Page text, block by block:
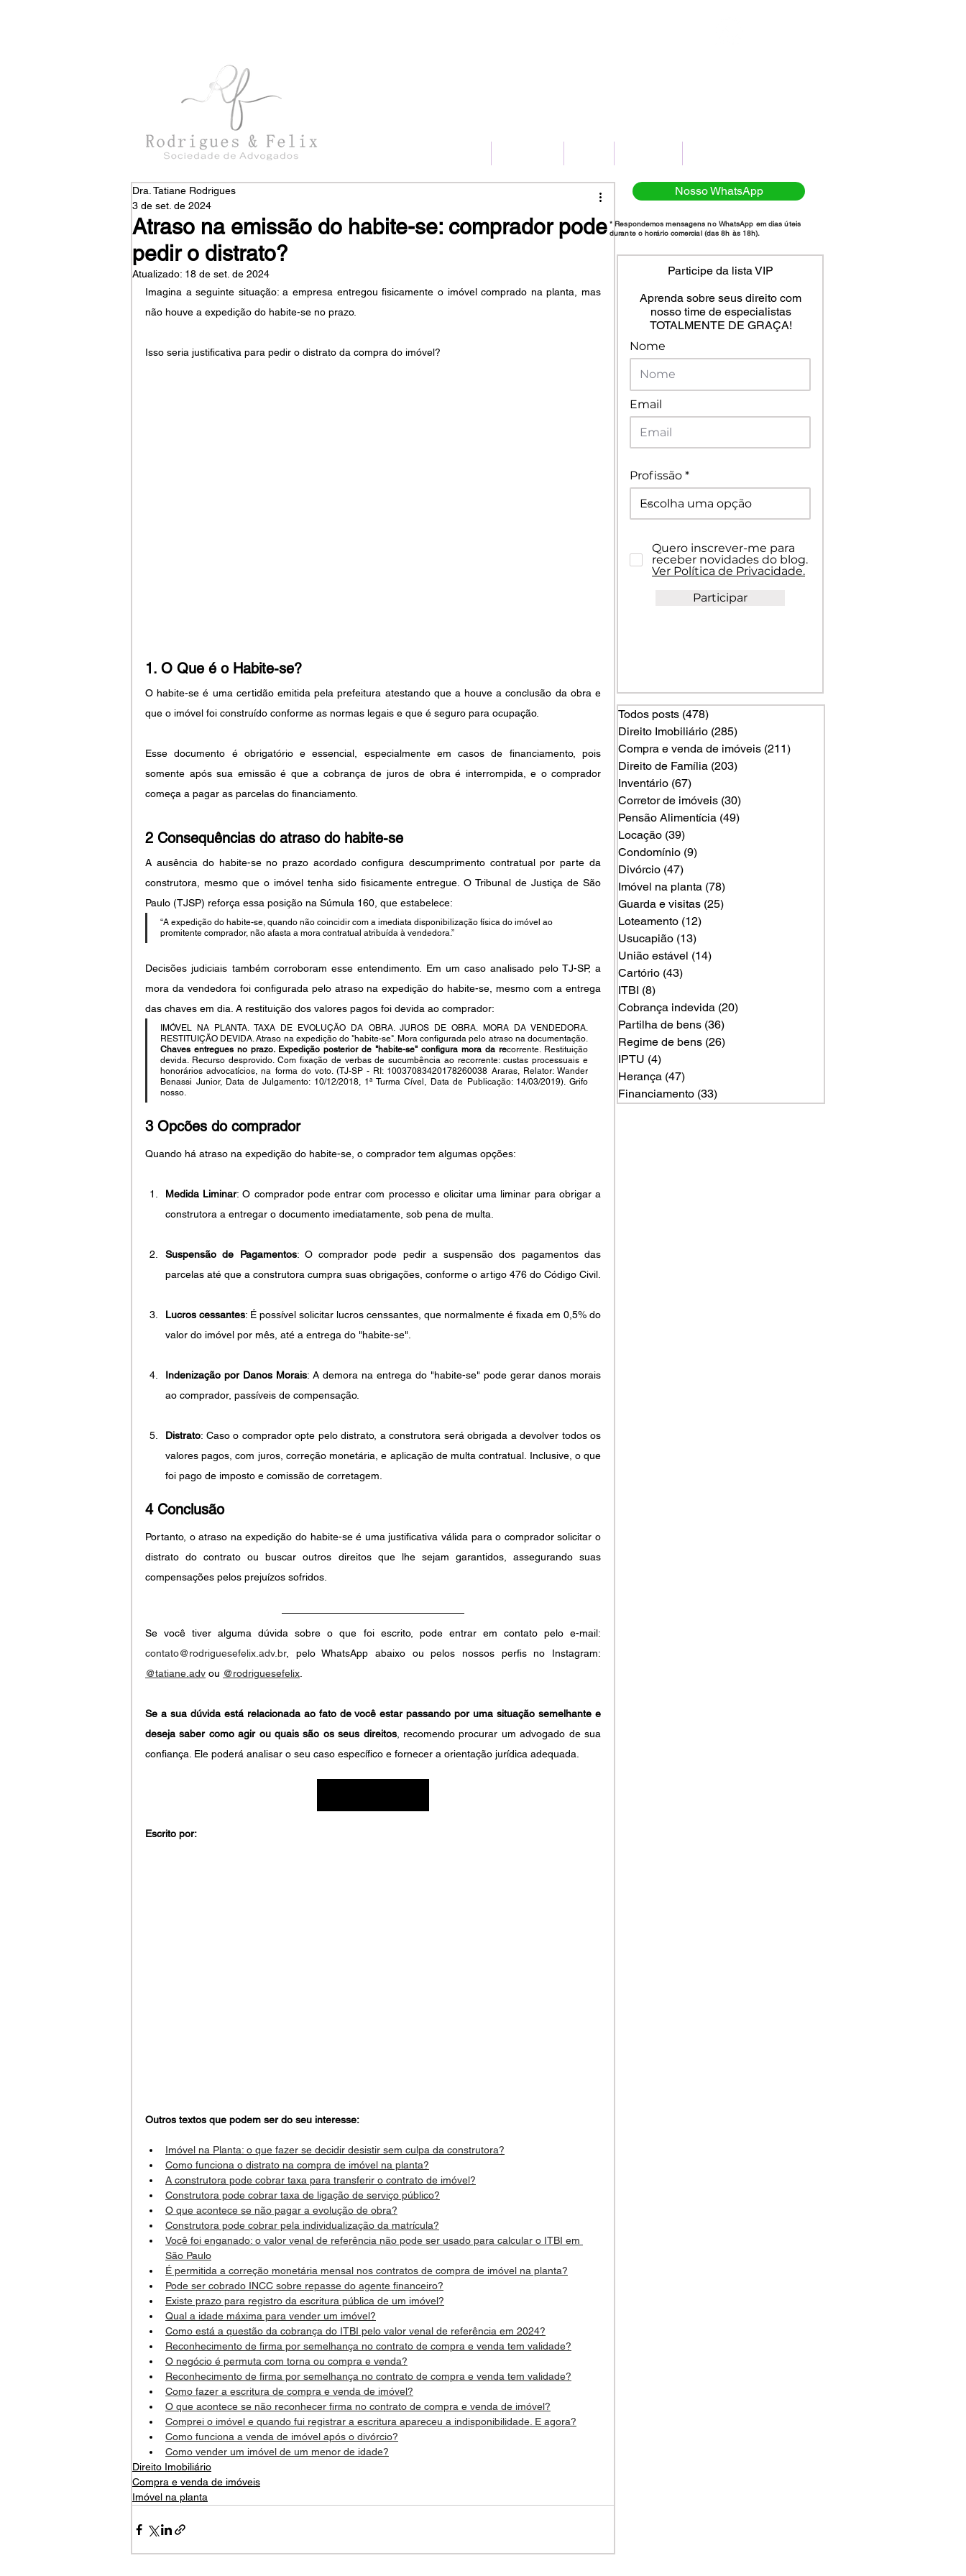
Atraso na emissão do habite-se: comprador pode
pedir o distrato?
Dra. Tatiane Rodrigues
3 de set. de 2024
Atualizado: 18 de set. de 2024
Imagina a seguinte situação: a empresa entregou fisicamente o imóvel comprado na planta, mas
não houve a expedição do habite-se no prazo.
Isso seria justificativa para pedir o distrato da compra do imóvel?
1. O Que é o Habite-se?
O habite-se é uma certidão emitida pela prefeitura atestando que a houve a conclusão da obra e
que o imóvel foi construído conforme as normas legais e que é seguro para ocupação.
Esse documento é obrigatório e essencial, especialmente em casos de financiamento, pois
somente após sua emissão é que a cobrança de juros de obra é interrompida, e o comprador
começa a pagar as parcelas do financiamento.
2 Consequências do atraso do habite-se
A ausência do habite-se no prazo acordado configura descumprimento contratual por parte da
construtora, mesmo que o imóvel tenha sido fisicamente entregue. O Tribunal de Justiça de São
Paulo (TJSP) reforça essa posição na Súmula 160, que estabelece:
“A expedição do habite-se, quando não coincidir com a imediata disponibilização física do imóvel ao
promitente comprador, não afasta a mora contratual atribuída à vendedora.”
Decisões judiciais também corroboram esse entendimento. Em um caso analisado pelo TJ-SP, a
mora da vendedora foi configurada pelo atraso na expedição do habite-se, mesmo com a entrega
das chaves em dia. A restituição dos valores pagos foi devida ao comprador:
IMÓVEL NA PLANTA. TAXA DE EVOLUÇÃO DA OBRA. JUROS DE OBRA. MORA DA VENDEDORA.
Chaves entregues no prazo. Expedição posterior de "habite-se" configura mora da recorrente. Restituição
devida. Recurso desprovido. Com fixação de verbas de sucumbência ao recorrente: custas processuais e
honorários advocatícios, na forma do voto. (TJ-SP - RI: 10037083420178260038 Araras, Relator: Wander
Benassi Junior, Data de Julgamento: 10/12/2018, 1ª Turma Cível, Data de Publicação: 14/03/2019). Grifo
nosso.
3 Opcões do comprador
Quando há atraso na expedição do habite-se, o comprador tem algumas opções:
Medida Liminar: O comprador pode entrar com processo e olicitar uma liminar para obrigar a
construtora a entregar o documento imediatamente, sob pena de multa.
Suspensão de Pagamentos: O comprador pode pedir a suspensão dos pagamentos das
parcelas até que a construtora cumpra suas obrigações, conforme o artigo 476 do Código Civil.
Lucros cessantes: É possível solicitar lucros censsantes, que normalmente é fixada em 0,5% do
valor do imóvel por mês, até a entrega do "habite-se".
Indenização por Danos Morais: A demora na entrega do "habite-se" pode gerar danos morais
ao comprador, passíveis de compensação.
Distrato: Caso o comprador opte pelo distrato, a construtora será obrigada a devolver todos os
valores pagos, com juros, correção monetária, e aplicação de multa contratual. Inclusive, o que
foi pago de imposto e comissão de corretagem.
4 Conclusão
Portanto, o atraso na expedição do habite-se é uma justificativa válida para o comprador solicitar o
distrato do contrato ou buscar outros direitos que lhe sejam garantidos, assegurando suas
compensações pelos prejuízos sofridos.
contato@rodriguesefelix.adv.br
@tatiane.adv ou @rodriguesefelix
Se a sua dúvida está relacionada ao fato de você estar passando por uma situação semelhante e
deseja saber como agir ou quais são os seus direitos, recomendo procurar um advogado de sua
confiança. Ele poderá analisar o seu caso específico e fornecer a orientação jurídica adequada.
Escrito por:
Outros textos que podem ser do seu interesse:
Imóvel na Planta: o que fazer se decidir desistir sem culpa da construtora?
Como funciona o distrato na compra de imóvel na planta?
A construtora pode cobrar taxa para transferir o contrato de imóvel?
Construtora pode cobrar taxa de ligação de serviço público?
O que acontece se não pagar a evolução de obra?
Construtora pode cobrar pela individualização da matrícula?
Você foi enganado: o valor venal de referência não pode ser usado para calcular o ITBI em
São Paulo
É permitida a correção monetária mensal nos contratos de compra de imóvel na planta?
Pode ser cobrado INCC sobre repasse do agente financeiro?
Existe prazo para registro da escritura pública de um imóvel?
Qual a idade máxima para vender um imóvel?
Como está a questão da cobrança do ITBI pelo valor venal de referência em 2024?
Reconhecimento de firma por semelhança no contrato de compra e venda tem validade?
O negócio é permuta com torna ou compra e venda?
Reconhecimento de firma por semelhança no contrato de compra e venda tem validade?
Como fazer a escritura de compra e venda de imóvel?
O que acontece se não reconhecer firma no contrato de compra e venda de imóvel?
Comprei o imóvel e quando fui registrar a escritura apareceu a indisponibilidade. E agora?
Como funciona a venda de imóvel após o divórcio?
Como vender um imóvel de um menor de idade?
Direito Imobiliário
Compra e venda de imóveis
Imóvel na planta
Participe da lista VIP
Aprenda sobre seus direito com
nosso time de especialistas
TOTALMENTE DE GRAÇA!
Nome
Email
Profissão
Quero inscrever-me para
receber novidades do blog.
Ver Política de Privacidade.
Participar
Todos posts (478)
Direito Imobiliário (285)
Compra e venda de imóveis (211)
Direito de Família (203)
Inventário (67)
Corretor de imóveis (30)
Pensão Alimentícia (49)
Locação (39)
Condomínio (9)
Divórcio (47)
Imóvel na planta (78)
Guarda e visitas (25)
Loteamento (12)
Usucapião (13)
União estável (14)
Cartório (43)
ITBI (8)
Cobrança indevida (20)
Partilha de bens (36)
Regime de bens (26)
IPTU (4)
Herança (47)
Financiamento (33)
Nosso WhatsApp
* Respondemos mensagens no WhatsApp em dias úteis
durante o horário comercial (das 8h às 18h).